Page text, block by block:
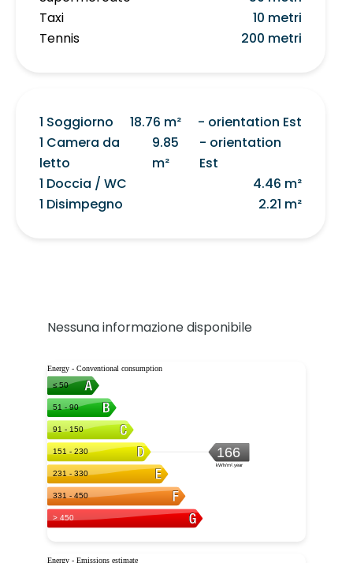
Taxi
10 metri
Tennis
200 metri
1 Soggiorno 18.76 m²
- orientation Est
1 Camera da
letto
9.85
m²
- orientation
Est
1 Doccia / WC
4.46 m²
1 Disimpegno
2.21 m²
Nessuna informazione disponibile